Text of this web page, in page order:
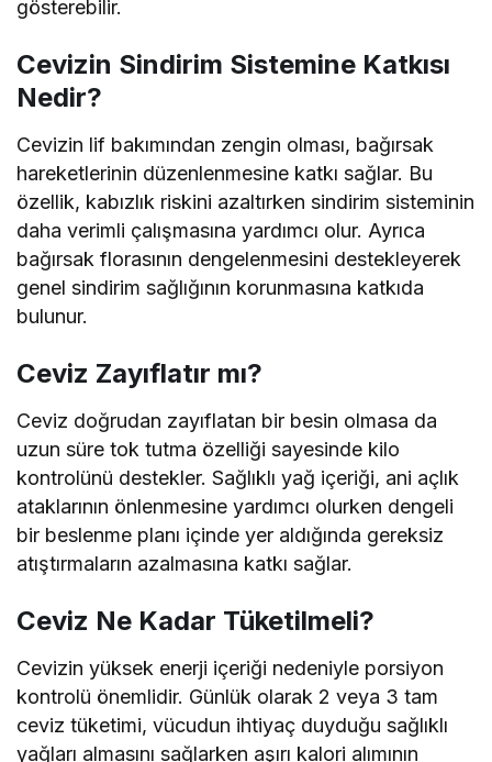
gösterebilir.
Cevizin Sindirim Sistemine Katkısı
Nedir?
Cevizin lif bakımından zengin olması, bağırsak
hareketlerinin düzenlenmesine katkı sağlar. Bu
özellik, kabızlık riskini azaltırken sindirim sisteminin
daha verimli çalışmasına yardımcı olur. Ayrıca
bağırsak florasının dengelenmesini destekleyerek
genel sindirim sağlığının korunmasına katkıda
bulunur.
Ceviz Zayıflatır mı?
Ceviz doğrudan zayıflatan bir besin olmasa da
uzun süre tok tutma özelliği sayesinde kilo
kontrolünü destekler. Sağlıklı yağ içeriği, ani açlık
ataklarının önlenmesine yardımcı olurken dengeli
bir beslenme planı içinde yer aldığında gereksiz
atıştırmaların azalmasına katkı sağlar.
Ceviz Ne Kadar Tüketilmeli?
Cevizin yüksek enerji içeriği nedeniyle porsiyon
kontrolü önemlidir. Günlük olarak 2 veya 3 tam
ceviz tüketimi, vücudun ihtiyaç duyduğu sağlıklı
yağları almasını sağlarken aşırı kalori alımının